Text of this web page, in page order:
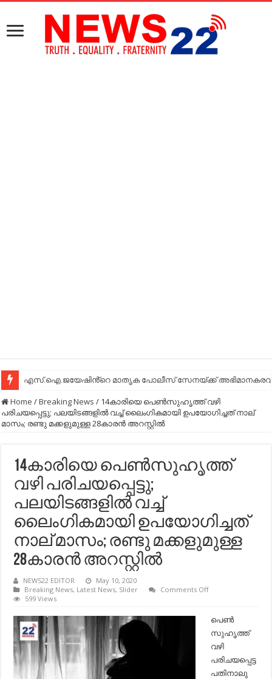
എസ്.ഐ.ജയേഷിൻ്റെ മാതൃക പോലീസ് സേനയ്ക്ക്
Home /Breaking News / 14കാരിയെ പെണ്‍സുഹൃത്ത് വഴി
പരിചയപ്പെട്ടു; പലയിടങ്ങളില്‍ വച്ച്‌ ലൈംഗികമായി ഉപയോഗിച്ചത് നാല്
മാസം; രണ്ടു മക്കളുമുള്ള 28കാരന്‍ അറസ്റ്റില്‍
14കാരിയെ പെണ്‍സുഹൃത്ത്
വഴി പരിചയപ്പെട്ടു;
പലയിടങ്ങളില്‍ വച്ച്‌
ലൈംഗികമായി ഉപയോഗിച്ചത്
നാല് മാസം; രണ്ടു മക്കളുമുള്ള
28കാരന്‍ അറസ്റ്റില്‍
NEWS22 EDITOR
May 10, 2020
Breaking News, Latest News, Slider Comments Offon
വഴി
പരിചയപ്പെട്ടു;
പലയിടങ്ങളില്‍
വച്ച്‌
ലൈംഗികമായി
ഉപയോഗിച്ചത്
നാല്
599 Views
പെണ്‍
സുഹൃത്ത്
വഴി
പരിചയപ്പെട്ട
പതിനാലു